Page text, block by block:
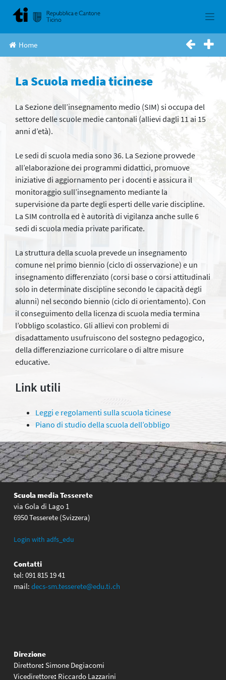
Home
La Scuola media ticinese
La Sezione dell’insegnamento medio (SIM) si occupa del
settore delle scuole medie cantonali (allievi dagli 11 ai 15
anni d’età).
Le sedi di scuola media sono 36. La Sezione provvede
all’elaborazione dei programmi didattici, promuove
iniziative di aggiornamento per i docenti e assicura il
monitoraggio sull’insegnamento mediante la
supervisione da parte degli esperti delle varie discipline.
La SIM controlla ed è autorità di vigilanza anche sulle 6
sedi di scuola media private parificate.
La struttura della scuola prevede un insegnamento
comune nel primo biennio (ciclo di osservazione) e un
insegnamento differenziato (corsi base o corsi attitudinali
solo in determinate discipline secondo le capacità degli
alunni) nel secondo biennio (ciclo di orientamento). Con
il conseguimento della licenza di scuola media termina
l’obbligo scolastico. Gli allievi con problemi di
disadattamento usufruiscono del sostegno pedagogico,
della differenziazione curricolare o di altre misure
educative.
Link utili
Leggi e regolamenti sulla scuola ticinese
Piano di studio della scuola dell’obbligo
Scuola media Tesserete
via Gola di Lago 1
6950 Tesserete (Svizzera)
Login with adfs_edu
Contatti
tel: 091 815 19 41
mail: decs-sm.tesserete@edu.ti.ch
Direzione
Direttore: Simone Degiacomi
Vicedirettore: Riccardo Lazzarini